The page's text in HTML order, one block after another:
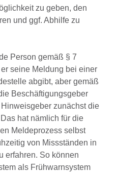
zu geben, den
und ggf. Abhilfe zu
Person gemäß § 7
seine Meldung bei einer
abgibt, aber gemäß
Beschäftigungsgeber
zunächst die
hat nämlich für die
Meldeprozess selbst
von Missständen in
erfahren. So können
als Frühwarnsystem